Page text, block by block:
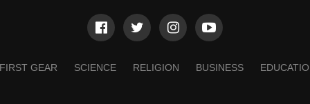
FIRST GEAR SCIENCE RELIGION BUSINESS